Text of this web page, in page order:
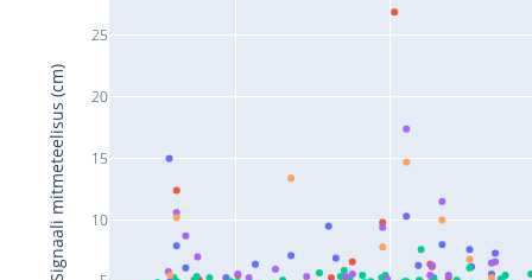
10
15
20
25
Signaali mitmeteelisus (cm)